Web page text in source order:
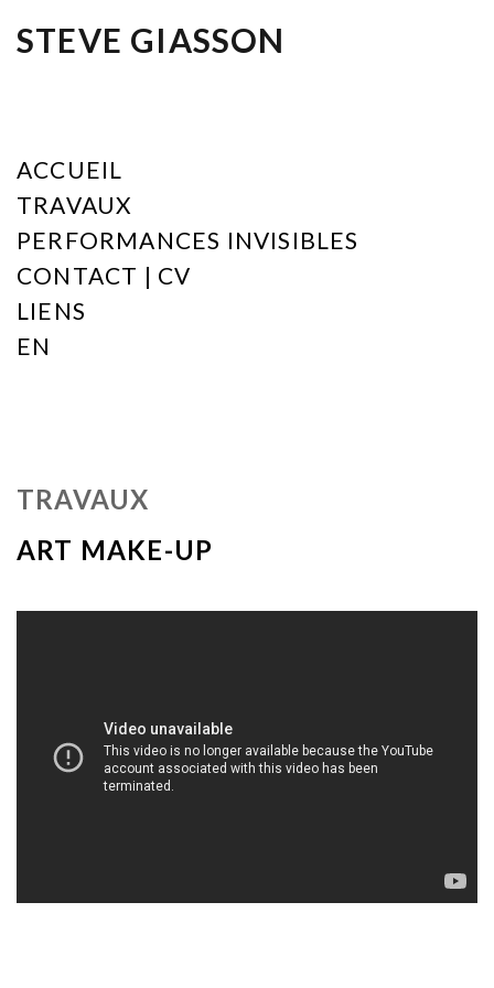
STEVE GIASSON
ACCUEIL
TRAVAUX
PERFORMANCES INVISIBLES
CONTACT | CV
LIENS
EN
TRAVAUX
ART MAKE-UP